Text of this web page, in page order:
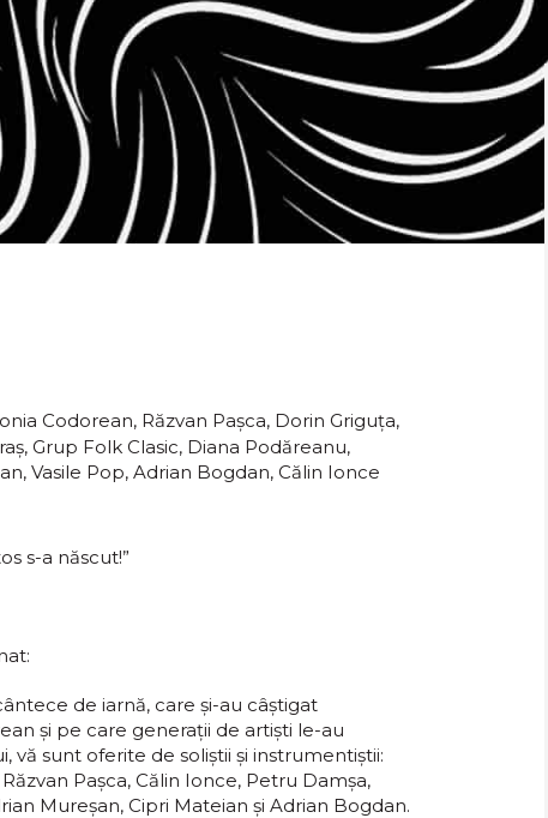
Codorean, Răzvan Pașca, Dorin Griguța,
Grup Folk Clasic, Diana Podăreanu,
Vasile Pop, Adrian Bogdan, Călin Ionce
s-a născut!”
de iarnă, care și-au câștigat
și pe care generații de artiști le-au
sunt oferite de soliștii și instrumentiștii:
Pașca, Călin Ionce, Petru Damșa,
Mureșan, Cipri Mateian și Adrian Bogdan.